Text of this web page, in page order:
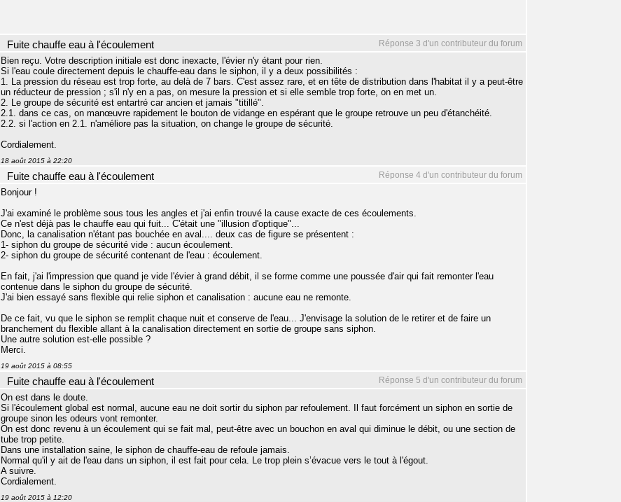
Réponse 3 d'un contributeur du forum
Fuite chauffe eau à l'écoulement
Bien reçu. Votre description initiale est donc inexacte, l'évier n'y étant pour rien.
Si l'eau coule directement depuis le chauffe-eau dans le siphon, il y a deux possibilités :
1. La pression du réseau est trop forte, au delà de 7 bars. C'est assez rare, et en tête de distribution dans l'habitat il y a peut-être
un réducteur de pression ; s'il n'y en a pas, on mesure la pression et si elle semble trop forte, on en met un.
2. Le groupe de sécurité est entartré car ancien et jamais "titillé".
2.1. dans ce cas, on manœuvre rapidement le bouton de vidange en espérant que le groupe retrouve un peu d'étanchéité.
2.2. si l'action en 2.1. n'améliore pas la situation, on change le groupe de sécurité.
Cordialement.
18 août 2015 à 22:20
Réponse 4 d'un contributeur du forum
Fuite chauffe eau à l'écoulement
Bonjour !
J'ai examiné le problème sous tous les angles et j'ai enfin trouvé la cause exacte de ces écoulements.
Ce n'est déjà pas le chauffe eau qui fuit... C'était une "illusion d'optique"...
Donc, la canalisation n'étant pas bouchée en aval.... deux cas de figure se présentent :
1- siphon du groupe de sécurité vide : aucun écoulement.
2- siphon du groupe de sécurité contenant de l'eau : écoulement.
En fait, j'ai l'impression que quand je vide l'évier à grand débit, il se forme comme une poussée d'air qui fait remonter l'eau
contenue dans le siphon du groupe de sécurité.
J'ai bien essayé sans flexible qui relie siphon et canalisation : aucune eau ne remonte.
De ce fait, vu que le siphon se remplit chaque nuit et conserve de l'eau... J'envisage la solution de le retirer et de faire un
branchement du flexible allant à la canalisation directement en sortie de groupe sans siphon.
Une autre solution est-elle possible ?
Merci.
19 août 2015 à 08:55
Réponse 5 d'un contributeur du forum
Fuite chauffe eau à l'écoulement
On est dans le doute.
Si l'écoulement global est normal, aucune eau ne doit sortir du siphon par refoulement. Il faut forcément un siphon en sortie de
groupe sinon les odeurs vont remonter.
On est donc revenu à un écoulement qui se fait mal, peut-être avec un bouchon en aval qui diminue le débit, ou une section de
tube trop petite.
Dans une installation saine, le siphon de chauffe-eau de refoule jamais.
Normal qu'il y ait de l'eau dans un siphon, il est fait pour cela. Le trop plein s’évacue vers le tout à l'égout.
A suivre.
Cordialement.
19 août 2015 à 12:20